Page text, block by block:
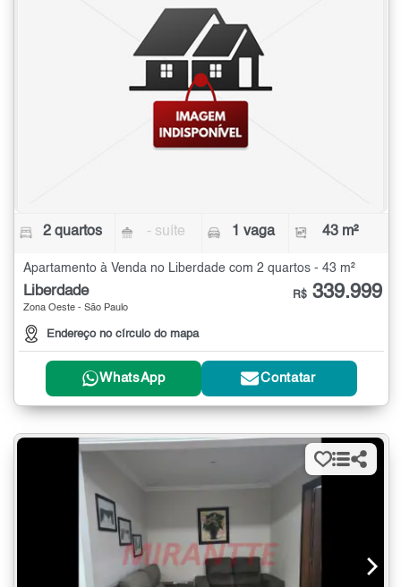
2 quartos - suíte 1 vaga 43 m²
Apartamento à Venda no Liberdade com 2 quartos - 43 m²
Liberdade
Zona Oeste - São Paulo
Endereço no círculo do mapa
R$ 339.999
WhatsApp Contatar